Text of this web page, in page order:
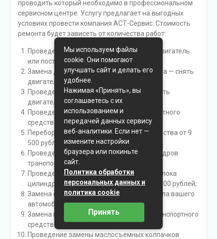
проводить который необходимо в профессиональном
сервисном центре. Услугу предлагает на выгодных
условиях провести компания АСТ-Сервис. Стоимость
ремонта будет зависеть от количества работ:
Проведение замены двигателя — снять двигатель
или поставить двигатель от 9 500 рублей;
Замена двигателя транспортного средства — снять
двигатель автомобиля от 4 500 рублей;
Проведение замены двигателя — поставить
двигатель на ваше авто от 6 500 рублей;
Проведение ремонта двигателя транспортного
средства — от 14 500 рублей;
Переборка двигателя транспортного средства от 9
500 рублей;
Проведение замены головки блока цилиндров
транспортного средства от 4 000 рублей;
Проведение замены прокладки головки блока
цилиндров транспортного средства от 4 000 рублей;
Замена сальника распределительного вала вашего
автомобиля от 800 рублей;
Замена прокладки клапанной крышки транспортного
средства от 200 рублей;
Проведение замены маслосъемных колпачков
Мы используем файлы
cookie. Они помогают
улучшать сайт и делать его
удобнее.
Нажимая «Принять», вы
соглашаетесь с их
использованием и
передачей данных сервису
веб-аналитики. Если нет —
измените настройки
браузера или покиньте
сайт.
Политика обработки
персональных данных и
политика cookie
Принять